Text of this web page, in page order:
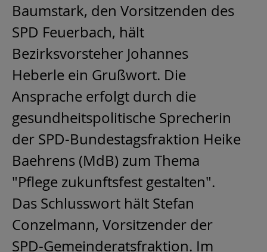
Baumstark, den Vorsitzenden des
SPD Feuerbach, hält
Bezirksvorsteher Johannes
Heberle ein Grußwort. Die
Ansprache erfolgt durch die
gesundheitspolitische Sprecherin
der SPD-Bundestagsfraktion Heike
Baehrens (MdB) zum Thema
"Pflege zukunftsfest gestalten".
Das Schlusswort hält Stefan
Conzelmann, Vorsitzender der
SPD-Gemeinderatsfraktion. Im